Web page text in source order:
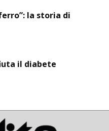
la storia di
il diabete